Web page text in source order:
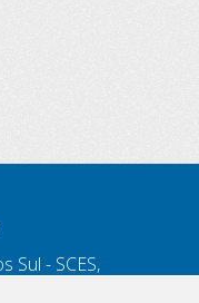
Sul - SCES,